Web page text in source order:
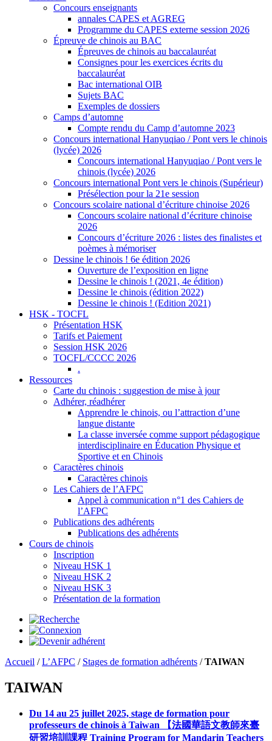
Concours enseignants
annales CAPES et AGREG
Programme du CAPES externe session 2026
Épreuve de chinois au BAC
Épreuves de chinois au baccalauréat
Consignes pour les exercices écrits du
baccalauréat
Bac international OIB
Sujets BAC
Exemples de dossiers
Camps d’automne
Compte rendu du Camp d’automne 2023
Concours international Hanyuqiao / Pont vers le chinois
(lycée) 2026
Concours international Hanyuqiao / Pont vers le
chinois (lycée) 2026
Concours international Pont vers le chinois (Supérieur)
Présélection pour la 21e session
Concours scolaire national d’écriture chinoise 2026
Concours scolaire national d’écriture chinoise
2026
Concours d’écriture 2026 : listes des finalistes et
poèmes à mémoriser
Dessine le chinois ! 6e édition 2026
Ouverture de l’exposition en ligne
Dessine le chinois ! (2021, 4e édition)
Dessine le chinois (édition 2022)
Dessine le chinois ! (Edition 2021)
HSK - TOCFL
Présentation HSK
Tarifs et Paiement
Session HSK 2026
TOCFL/CCCC 2026
.
Ressources
Carte du chinois : suggestion de mise à jour
Adhérer, réadhérer
Apprendre le chinois, ou l’attraction d’une
langue distante
La classe inversée comme support pédagogique
interdisciplinaire en Éducation Physique et
Sportive et en Chinois
Caractères chinois
Caractères chinois
Les Cahiers de l’AFPC
Appel à communication n°1 des Cahiers de
l’AFPC
Publications des adhérents
Publications des adhérents
Cours de chinois
Inscription
Niveau HSK 1
Niveau HSK 2
Niveau HSK 3
Présentation de la formation
Accueil /L’AFPC / Stages de formation adhérents /TAIWAN
TAIWAN
Du 14 au 25 juillet 2025, stage de formation pour
professeurs de chinois à Taiwan 【法國華語文教師來臺
研習培訓課程 Training Program for Mandarin Teachers